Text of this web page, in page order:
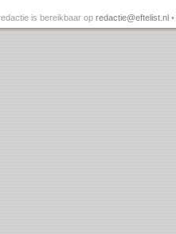
is bereikbaar op redactie@eftelist.nl •